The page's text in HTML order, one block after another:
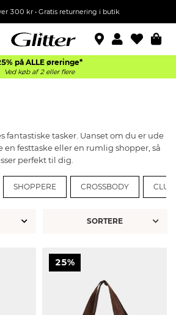
300 kr • Gratis returnering i butik
på ALLE øreringe*
Ved køb af 2 eller flere
fantastiske tasker. Uanset om du er ude
en festtaske eller en rumlig shopper, så
perfekt til dig.
SHOPPERE CROSSBODY
25%